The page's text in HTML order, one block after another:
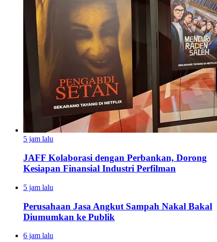
5 jam lalu
JAFF Kolaborasi dengan Perbankan, Dorong
Kesiapan Finansial Industri Perfilman
5 jam lalu
Perusahaan Jasa Angkut Sampah Nakal Bakal
Diumumkan ke Publik
6 jam lalu